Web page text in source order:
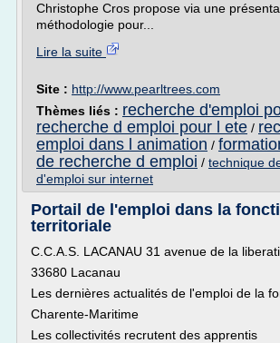
Christophe Cros propose via une
méthodologie pour...
Lire la suite
Site : http://www.pearltrees.com
Thèmes liés : recherche d'emploi
recherche d emploi pour l ete /
emploi dans l animation /
de recherche d emploi / technique
d'emploi sur internet
Portail de l'emploi dans la
territoriale
C.C.A.S. LACANAU 31 avenue de la
33680 Lacanau
Les dernières actualités de l'emploi de la
Charente-Maritime
Les collectivités recrutent des apprentis